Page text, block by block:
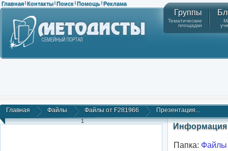
Главная | Контакты | Поиск | Помощь | Реклама
Группы
Тематические
площадки
Главная Файлы Файлы от F281966 Презентация...
1
Информация
Папка: Файлы